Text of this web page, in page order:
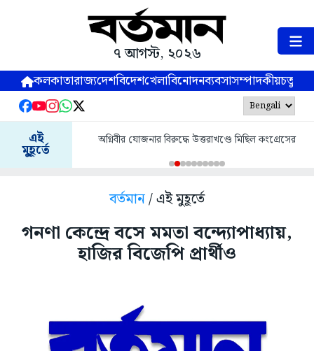
৭ আগস্ট, ২০২৬
কলকাতারাজ্যদেশবিদেশখেলাবিনোদনব্যবসাসম্পাদকীয়
এই
মুহূর্তে
অগ্নিবীর যোজনার বিরুদ্ধে উত্তরাখণ্ডে মিছিল কংগ্রেসের
বর্তমান/ এই মুহূর্তে
গনণা কেন্দ্রে বসে মমতা বন্দ্যোপাধ্যায়,
হাজির বিজেপি প্রার্থীও